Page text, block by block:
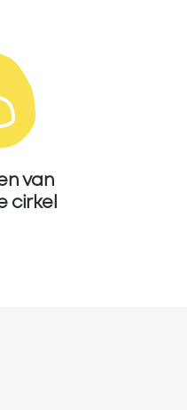
van
cirkel